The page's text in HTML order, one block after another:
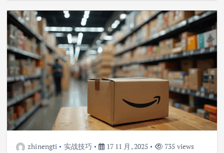
zhinengti 实战技巧 17 11 月, 2025 735 views